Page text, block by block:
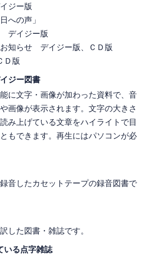
ジー版
への声」
デイジー版
知らせ デイジー版、ＣＤ版
Ｄ版
ジー図書
に文字・画像が加わった資料で、音
画像が表示されます。文字の大きさ
み上げている文章をハイライトで目
もできます。再生にはパソコンが必
音したカセットテープの録音図書で
した図書・雑誌です。
いる点字雑誌